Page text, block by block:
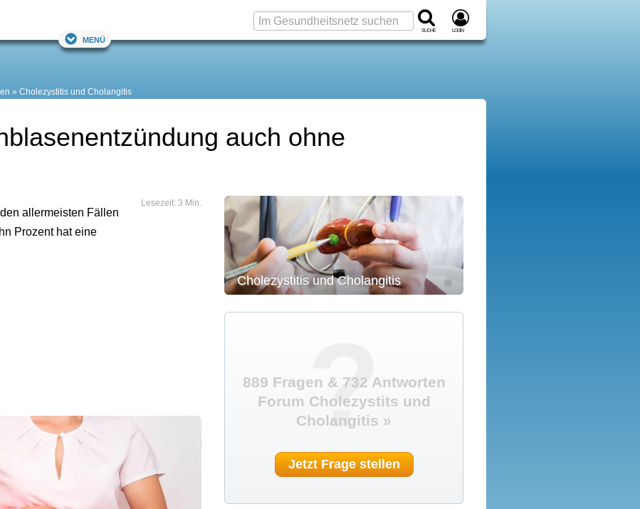
Suche Login
Menü
Cholezystitis und Cholangitis
auch ohne
Lesezeit: 3 Min.
allermeisten Fällen
Prozent hat eine
Cholezystitis und Cholangitis ©
?
889 Fragen & 732 Antworten
Forum Cholezystits und
Cholangitis »
Jetzt Frage stellen